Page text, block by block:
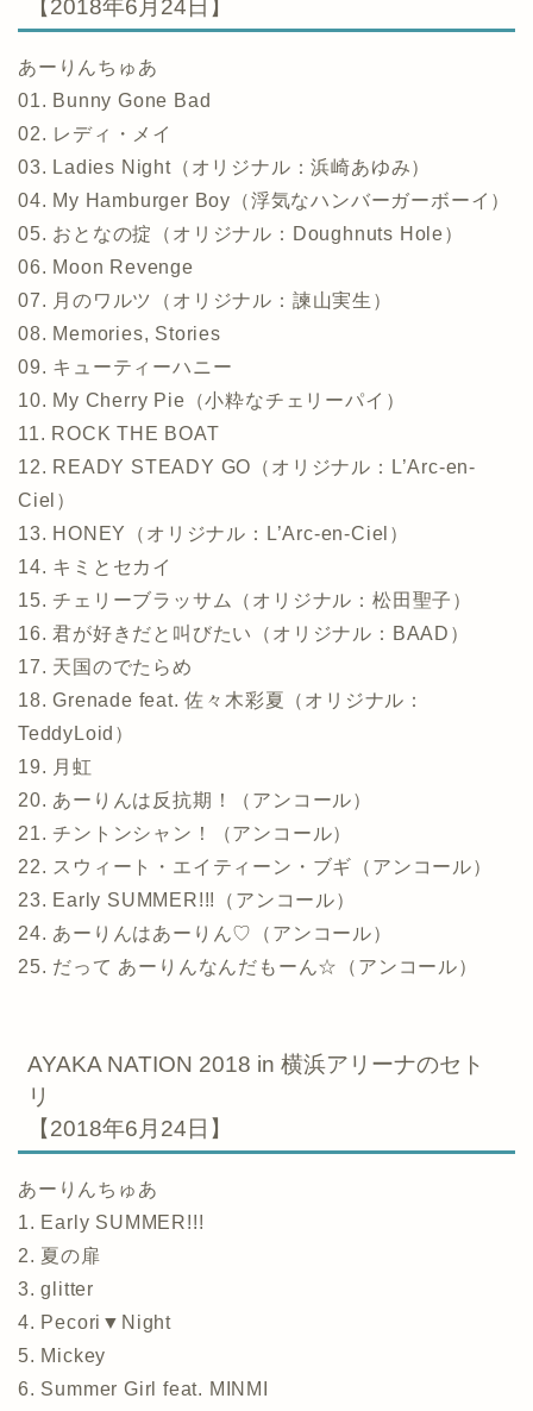
【2018年6月24日】
あーりんちゅあ
01. Bunny Gone Bad
02. レディ・メイ
03. Ladies Night（オリジナル：浜崎あゆみ）
04. My Hamburger Boy（浮気なハンバーガーボーイ）
05. おとなの掟（オリジナル：Doughnuts Hole）
06. Moon Revenge
07. 月のワルツ（オリジナル：諫山実生）
08. Memories, Stories
09. キューティーハニー
10. My Cherry Pie（小粋なチェリーパイ）
11. ROCK THE BOAT
12. READY STEADY GO（オリジナル：L’Arc-en-
Ciel）
13. HONEY（オリジナル：L’Arc-en-Ciel）
14. キミとセカイ
15. チェリーブラッサム（オリジナル：松田聖子）
16. 君が好きだと叫びたい（オリジナル：BAAD）
17. 天国のでたらめ
18. Grenade feat. 佐々木彩夏（オリジナル：
TeddyLoid）
19. 月虹
20. あーりんは反抗期！（アンコール）
21. チントンシャン！（アンコール）
22. スウィート・エイティーン・ブギ（アンコール）
23. Early SUMMER!!!（アンコール）
24. あーりんはあーりん♡（アンコール）
25. だって あーりんなんだもーん☆（アンコール）
AYAKA NATION 2018 in 横浜アリーナのセト
リ
【2018年6月24日】
あーりんちゅあ
1. Early SUMMER!!!
2. 夏の扉
3. glitter
4. Pecori▼Night
5. Mickey
6. Summer Girl feat. MINMI